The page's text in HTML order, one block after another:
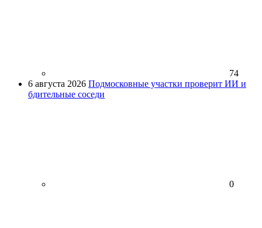
74
6 августа 2026 Подмосковные участки проверит ИИ и
бдительные соседи
0